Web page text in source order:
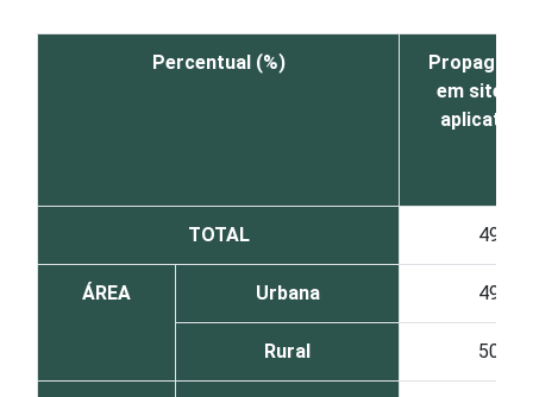
Percentual (%)
em sites
TOTAL 49
ÁREA Urbana 49
Rural 50